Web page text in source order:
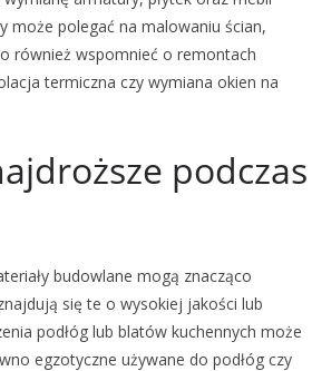
może polegać na malowaniu ścian,
również wspomnieć o remontach
termiczna czy wymiana okien na
podczas
budowlane mogą znacząco
się te o wysokiej jakości lub
podłóg lub blatów kuchennych może
egzotyczne używane do podłóg czy